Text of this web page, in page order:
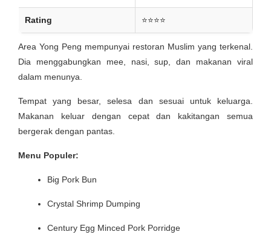
Rating ⭐⭐⭐⭐
Area Yong Peng mempunyai restoran Muslim yang terkenal.
Dia menggabungkan mee, nasi, sup, dan makanan viral
dalam menunya.
Tempat yang besar, selesa dan sesuai untuk keluarga.
Makanan keluar dengan cepat dan kakitangan semua
bergerak dengan pantas.
Menu Populer:
Big Pork Bun
Crystal Shrimp Dumping
Century Egg Minced Pork Porridge